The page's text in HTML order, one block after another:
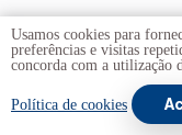
Copyright © 2026 -
Usamos cookies para
preferências e visitas
concorda com a utilização
Política de cookies